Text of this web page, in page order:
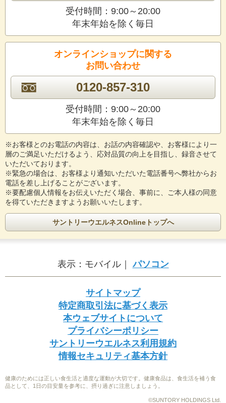
受付時間：9:00～20:00
年末年始を除く毎日
オンラインショップに関する
お問い合わせ
0120-857-310
受付時間：9:00～20:00
年末年始を除く毎日
※お客様とのお電話の内容は、お話の内容確認や、お客様により一
層のご満足いただけるよう、応対品質の向上を目指し、録音させて
いただいております。
※緊急の場合は、お客様より通知いただいた電話番号へ弊社からお
電話を差し上げることがございます。
※要配慮個人情報をお伝えいただく場合、事前に、ご本人様の同意
を得ていただきますようお願いいたします。
サントリーウエルネスOnlineトップへ
表示： モバイル｜ パソコン
サイトマップ
特定商取引法に基づく表示
本ウェブサイトについて
プライバシーポリシー
サントリーウエルネス利用規約
情報セキュリティ基本方針
健康のためには正しい食生活と適度な運動が大切です。健康食品は、食生活を補う食
品として、1日の目安量を参考に、摂り過ぎに注意しましょう。
©SUNTORY HOLDINGS Ltd.